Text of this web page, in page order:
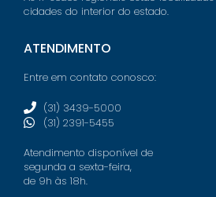
cidades do interior do estado.
ATENDIMENTO
Entre em contato conosco:
(31) 3439-5000
(31) 2391-5455
Atendimento disponível de
segunda a sexta-feira,
de 9h às 18h.